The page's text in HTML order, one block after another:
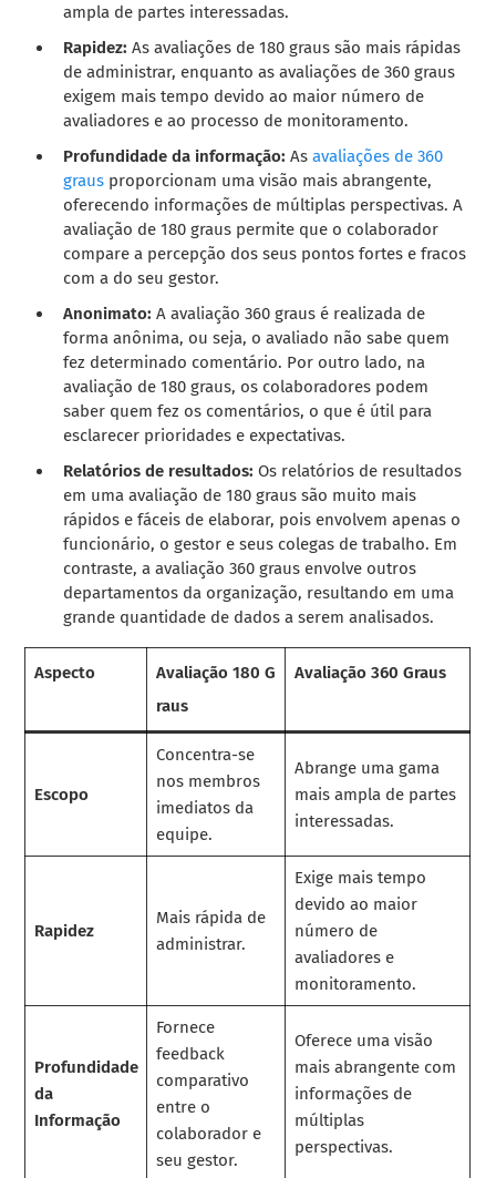
ampla de partes interessadas.
Rapidez: As avaliações de 180 graus são mais rápidas
de administrar, enquanto as avaliações de 360 graus
exigem mais tempo devido ao maior número de
avaliadores e ao processo de monitoramento.
Profundidade da informação: Asavaliações de 360
graus proporcionam uma visão mais abrangente,
oferecendo informações de múltiplas perspectivas. A
avaliação de 180 graus permite que o colaborador
compare a percepção dos seus pontos fortes e fracos
com a do seu gestor.
Anonimato: A avaliação 360 graus é realizada de
forma anônima, ou seja, o avaliado não sabe quem
fez determinado comentário. Por outro lado, na
avaliação de 180 graus, os colaboradores podem
saber quem fez os comentários, o que é útil para
esclarecer prioridades e expectativas.
Relatórios de resultados: Os relatórios de resultados
em uma avaliação de 180 graus são muito mais
rápidos e fáceis de elaborar, pois envolvem apenas o
funcionário, o gestor e seus colegas de trabalho. Em
contraste, a avaliação 360 graus envolve outros
departamentos da organização, resultando em uma
grande quantidade de dados a serem analisados.
Aspecto
Avaliação 180 G
raus
Avaliação 360 Graus
Escopo
Concentra-se
nos membros
imediatos da
equipe.
Abrange uma gama
mais ampla de partes
interessadas.
Rapidez
Mais rápida de
administrar.
Exige mais tempo
devido ao maior
número de
avaliadores e
monitoramento.
Profundidade
da
Informação
Fornece
feedback
comparativo
entre o
colaborador e
seu gestor.
Oferece uma visão
mais abrangente com
informações de
múltiplas
perspectivas.